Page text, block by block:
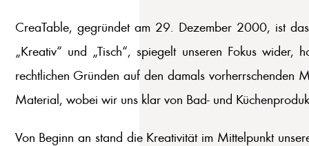
CreaTable, gegründet am 29. Dezember 2000, ist
„Kreativ“ und „Tisch“, spiegelt unseren Fokus
rechtlichen Gründen auf den damals vorherrschenden
Material, wobei wir uns klar von Bad- und
Von Beginn an stand die Kreativität im Mittelpunkt